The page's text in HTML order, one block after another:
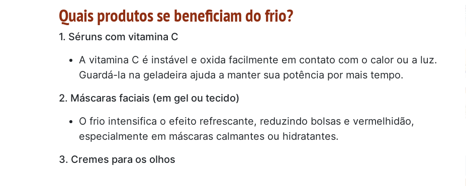
Quais produtos se beneficiam do frio?
1. Séruns com vitamina C
A vitamina C é instável e oxida facilmente em contato com o calor ou a luz.
Guardá-la na geladeira ajuda a manter sua potência por mais tempo.
2. Máscaras faciais (em gel ou tecido)
O frio intensifica o efeito refrescante, reduzindo bolsas e vermelhidão,
especialmente em máscaras calmantes ou hidratantes.
3. Cremes para os olhos